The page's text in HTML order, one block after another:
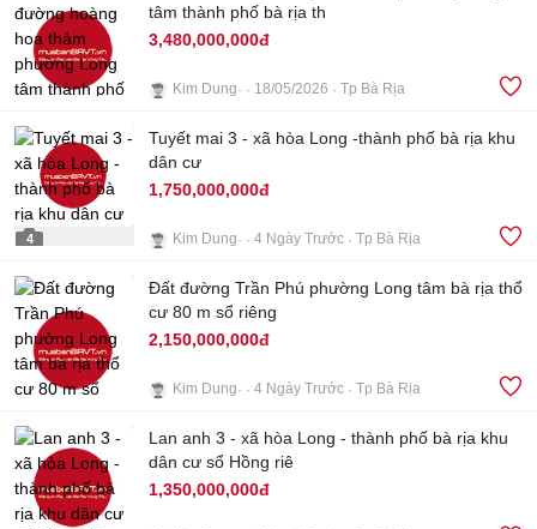
5
tâm thành phố bà rịa th
3,480,000,000đ
Kim Dung 18/05/2026 Tp Bà Rịa
4
Tuyết mai 3 - xã hòa Long -thành phố bà rịa khu
dân cư
1,750,000,000đ
Kim Dung 4 Ngày Trước Tp Bà Rịa
3
Đất đường Trần Phú phường Long tâm bà rịa thổ
cư 80 m sổ riêng
2,150,000,000đ
Kim Dung 4 Ngày Trước Tp Bà Rịa
Lan anh 3 - xã hòa Long - thành phố bà rịa khu
dân cư sổ Hồng riê
1,350,000,000đ